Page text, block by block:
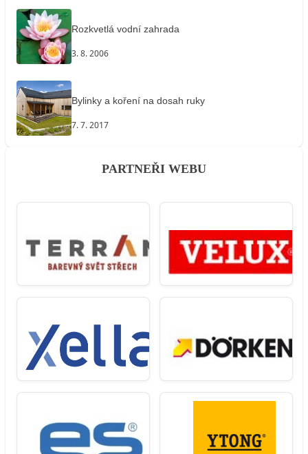
Rozkvetlá vodní zahrada
3. 8. 2006
Bylinky a koření na dosah ruky
7. 7. 2017
PARTNEŘI WEBU